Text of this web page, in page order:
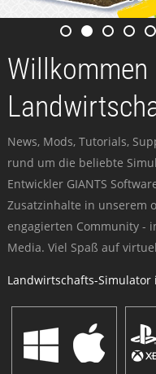
Willkommen
News, Mods, Tutorials,
rund um die beliebte
Entwickler GIANTS
Zusatzinhalte in unserem
engagierten Community -
Media. Viel Spaß auf
Landwirtschafts-